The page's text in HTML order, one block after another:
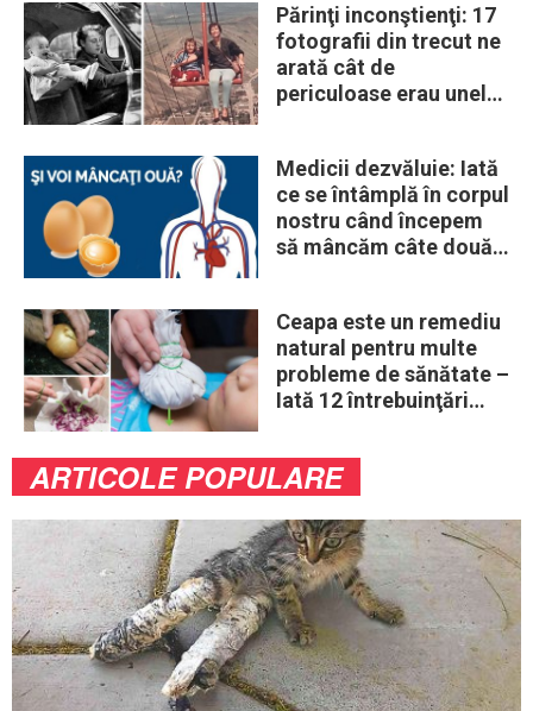
Părinţi inconştienţi: 17
fotografii din trecut ne
arată cât de
periculoase erau unele
Medicii dezvăluie: Iată
ce se întâmplă în corpul
nostru când începem
să mâncăm câte două
Ceapa este un remediu
natural pentru multe
probleme de sănătate –
Iată 12 întrebuinţări
ARTICOLE POPULARE